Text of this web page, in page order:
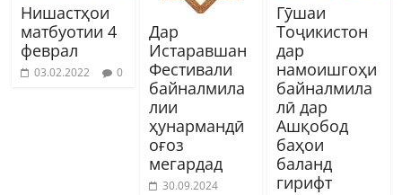
Нишастҳои
матбуотии 4
феврал
03.02.2022 0
Дар
Истаравшан
Фестивали
байналмила
лии
ҳунармандӣ
оғоз
мегардад
30.09.2024
Гӯшаи
Тоҷикистон
дар
намоишгоҳи
байналмила
лӣ дар
Ашқобод
баҳои
баланд
гирифт